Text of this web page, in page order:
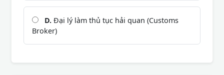
D. Đại lý làm thủ tục hải quan (Customs
Broker)